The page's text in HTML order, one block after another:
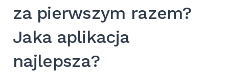
za pierwszym razem?
Jaka aplikacja
najlepsza?